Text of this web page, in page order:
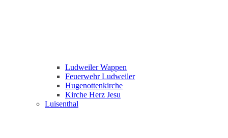
Ludweiler Wappen
Feuerwehr Ludweiler
Hugenottenkirche
Kirche Herz Jesu
Luisenthal